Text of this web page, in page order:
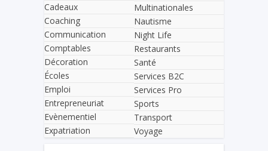
Cadeaux
Coaching
Communication
Comptables
Décoration
Écoles
Emploi
Entrepreneuriat
Evènementiel
Expatriation
Multinationales
Nautisme
Night Life
Restaurants
Santé
Services B2C
Services Pro
Sports
Transport
Voyage